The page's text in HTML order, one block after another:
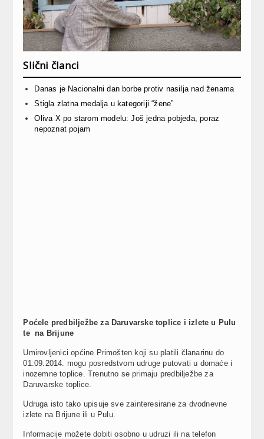
Slični članci
Danas je Nacionalni dan borbe protiv nasilja nad ženama
Stigla zlatna medalja u kategoriji “žene”
Oliva X po starom modelu: Još jedna pobjeda, poraz
nepoznat pojam
Poćele predbilježbe za Daruvarske toplice i izlete u Pulu
te na Brijune
Umirovljenici općine Primošten koji su platili članarinu do
01.09.2014. mogu posredstvom udruge putovati u domaće i
inozemne toplice. Trenutno se primaju predbilježbe za
Daruvarske toplice.
Udruga isto tako upisuje sve zainteresirane za dvodnevne
izlete na Brijune ili u Pulu.
Informacije možete dobiti osobno u udruzi ili na telefon